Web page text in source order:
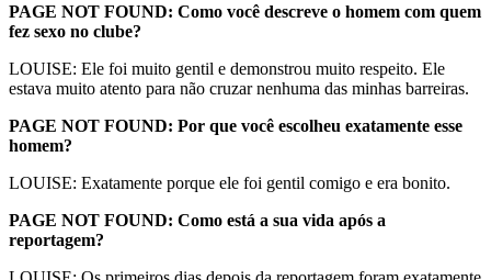
PAGE NOT FOUND: Como você descreve o homem com quem
fez sexo no clube?
LOUISE: Ele foi muito gentil e demonstrou muito respeito. Ele
estava muito atento para não cruzar nenhuma das minhas barreiras.
PAGE NOT FOUND: Por que você escolheu exatamente esse
homem?
LOUISE: Exatamente porque ele foi gentil comigo e era bonito.
PAGE NOT FOUND: Como está a sua vida após a
reportagem?